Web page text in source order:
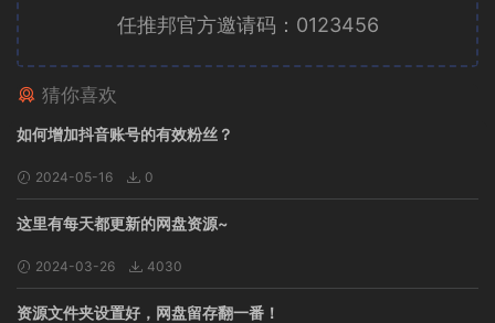
任推邦官方邀请码：0123456
猜你喜欢
如何增加抖音账号的有效粉丝？
2024-05-16 0
这里有每天都更新的网盘资源~
2024-03-26 4030
资源文件夹设置好，网盘留存翻一番！